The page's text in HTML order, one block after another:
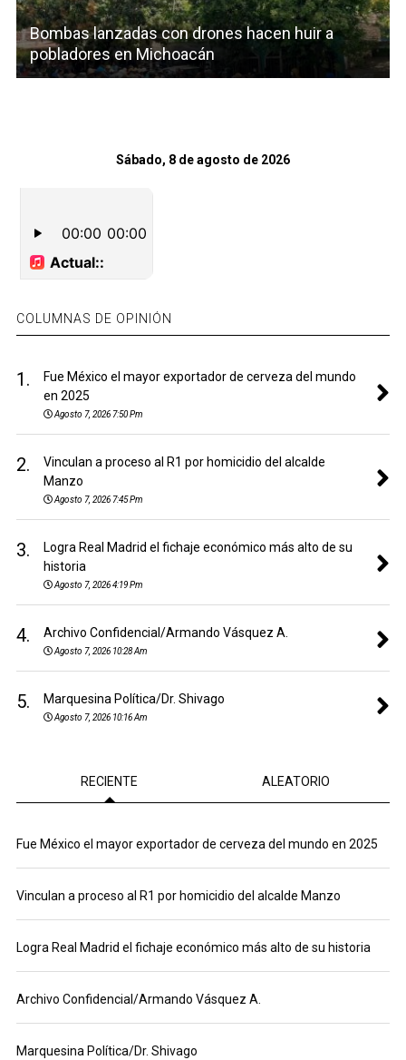
Bombas lanzadas con drones hacen huir a
pobladores en Michoacán
Sábado, 8 de agosto de 2026
COLUMNAS DE OPINIÓN
1.
Fue México el mayor exportador de cerveza del mundo
en 2025
Agosto 7, 2026 7:50 Pm
2.
Vinculan a proceso al R1 por homicidio del alcalde
Manzo
Agosto 7, 2026 7:45 Pm
3.
Logra Real Madrid el fichaje económico más alto de su
historia
Agosto 7, 2026 4:19 Pm
4. Archivo Confidencial/Armando Vásquez A.
Agosto 7, 2026 10:28 Am
5. Marquesina Política/Dr. Shivago
Agosto 7, 2026 10:16 Am
RECIENTE ALEATORIO
Fue México el mayor exportador de cerveza del mundo en 2025
Vinculan a proceso al R1 por homicidio del alcalde Manzo
Logra Real Madrid el fichaje económico más alto de su historia
Archivo Confidencial/Armando Vásquez A.
Marquesina Política/Dr. Shivago